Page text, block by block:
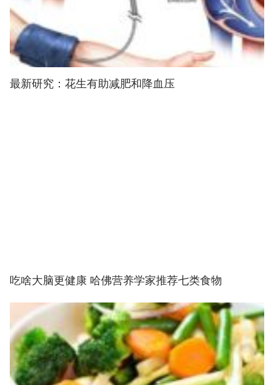
最新研究：花生有助减肥和降血压
吃啥大脑更健康 哈佛营养学家推荐七类食物